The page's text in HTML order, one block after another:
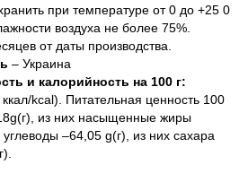
при температуре от 0 до +25 0
воздуха не более 75%.
от даты производства.
– Украина
и калорийность на 100 г:
kcal). Питательная ценность 100
из них насыщенные жиры
–64,05 g(г), из них сахара